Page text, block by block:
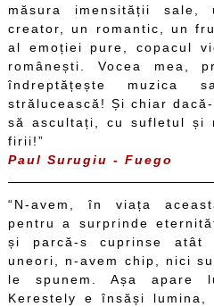
măsura imensității
creator, un romantic, un
al emoției pure, copacul
românești. Vocea mea,
îndreptățește muzica
strălucească! Și chiar
să ascultați, cu sufletul și
firii!”
Paul Surugiu - Fuego
“N-avem, în viața
pentru a surprinde
și parcă-s cuprinse
uneori, n-avem chip, nici
le spunem. Așa apare
Kerestely e însăși